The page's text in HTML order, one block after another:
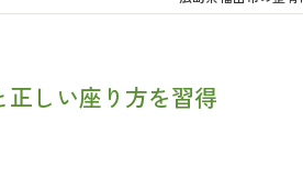
しい座り方を習得